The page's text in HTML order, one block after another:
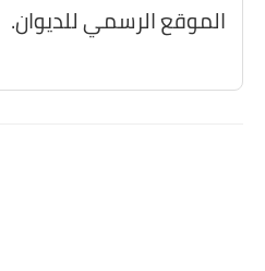
الموقع الرسمي للديوان.